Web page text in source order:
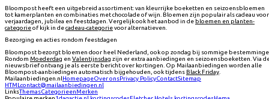
Bloompost heeft een uitgebreid assortiment: van kleurrijke boeketten en seizoensbloemen
tot kamerplanten en combinaties met chocolade of wijn. Bloemen zijn populair als cadeau voor
verjaardagen, jubilea en feestdagen. Vergelijk ook het aanbod in de bloemen en planten-
categorieof kijk in decadeau-categorievoor alternatieven.
Bezorging en acties rondom feestdagen
Bloompost bezorgt bloemen door heel Nederland, ook op zondag bij sommige
Rondom Moederdag en Valentijnsdag zijn er extra aanbiedingen en seizoensboeketten. Via
nieuwsbrief ontvang je als eerste bericht over kortingen. Op Mailaanbiedingen worden alle
Bloompost-aanbiedingen automatisch bijgehouden, ook tijdens Black Friday
Mailaanbiedingen.nlHomepageOver onsPrivacy PolicyContactSitemap
HTML contact@mailaanbiedingen.nl
LinksThemasCategorieenMerken